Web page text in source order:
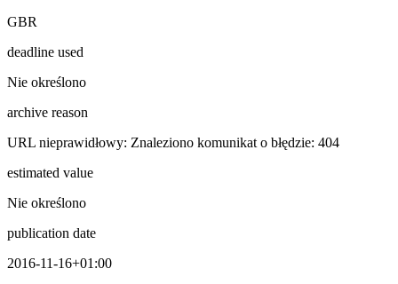
GBR
deadline used
Nie określono
archive reason
URL nieprawidłowy: Znaleziono komunikat o błędzie: 404
estimated value
Nie określono
publication date
2016-11-16+01:00